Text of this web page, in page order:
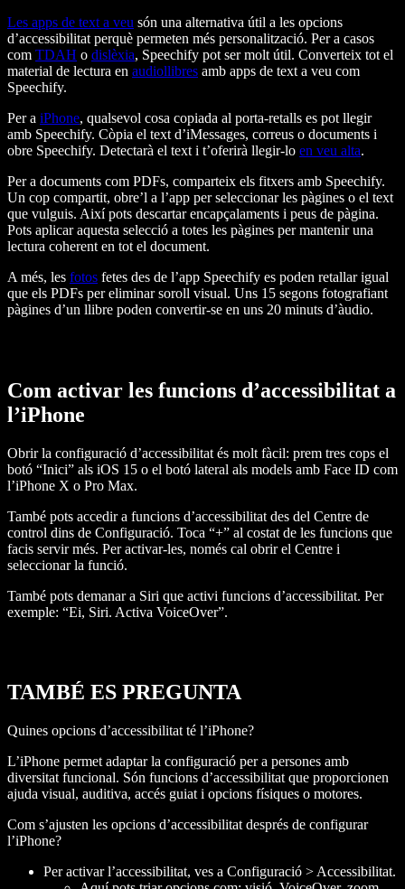
Les apps de text a veu són una alternativa útil a les opcions
d’accessibilitat perquè permeten més personalització. Per a casos
com TDAH o dislèxia, Speechify pot ser molt útil. Converteix tot el
material de lectura en audiollibres amb apps de text a veu com
Speechify.
Per a iPhone, qualsevol cosa copiada al porta-retalls es pot llegir
amb Speechify. Còpia el text d’iMessages, correus o documents i
obre Speechify. Detectarà el text i t’oferirà llegir-lo en veu alta.
Per a documents com PDFs, comparteix els fitxers amb Speechify.
Un cop compartit, obre’l a l’app per seleccionar les pàgines o el text
que vulguis. Així pots descartar encapçalaments i peus de pàgina.
Pots aplicar aquesta selecció a totes les pàgines per mantenir una
lectura coherent en tot el document.
A més, les fotos fetes des de l’app Speechify es poden retallar igual
que els PDFs per eliminar soroll visual. Uns 15 segons fotografiant
pàgines d’un llibre poden convertir-se en uns 20 minuts d’àudio.
Com activar les funcions d’accessibilitat a
l’iPhone
Obrir la configuració d’accessibilitat és molt fàcil: prem tres cops el
botó “Inici” als iOS 15 o el botó lateral als models amb Face ID com
l’iPhone X o Pro Max.
També pots accedir a funcions d’accessibilitat des del Centre de
control dins de Configuració. Toca “+” al costat de les funcions que
facis servir més. Per activar-les, només cal obrir el Centre i
seleccionar la funció.
També pots demanar a Siri que activi funcions d’accessibilitat. Per
exemple: “Ei, Siri. Activa VoiceOver”.
TAMBÉ ES PREGUNTA
Quines opcions d’accessibilitat té l’iPhone?
L’iPhone permet adaptar la configuració per a persones amb
diversitat funcional. Són funcions d’accessibilitat que proporcionen
ajuda visual, auditiva, accés guiat i opcions físiques o motores.
Com s’ajusten les opcions d’accessibilitat després de configurar
l’iPhone?
Per activar l’accessibilitat, ves a Configuració > Accessibilitat.